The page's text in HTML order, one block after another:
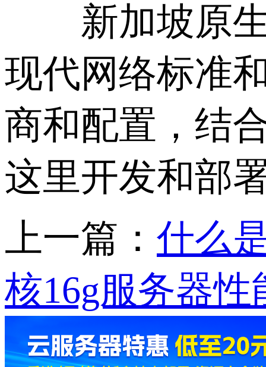
新加坡原生
现代网络标准
商和配置，结
这里开发和部
上一篇： 什么
核16g服务器